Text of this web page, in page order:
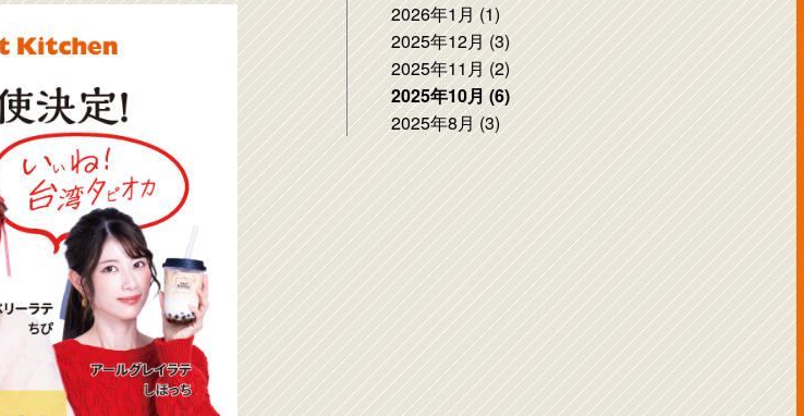
2026年1月 (1)
2025年12月 (3)
2025年11月 (2)
2025年10月 (6)
2025年8月 (3)